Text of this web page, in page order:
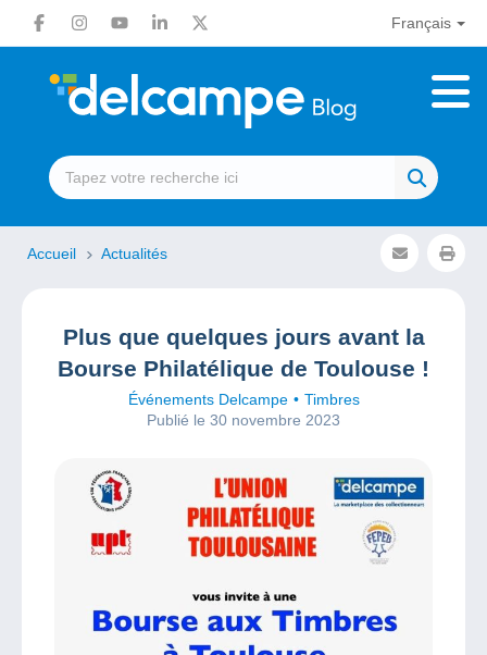
Français
Accueil Actualités
Plus que quelques jours avant la
Bourse Philatélique de Toulouse !
Événements Delcampe
Timbres
Publié le 30 novembre 2023